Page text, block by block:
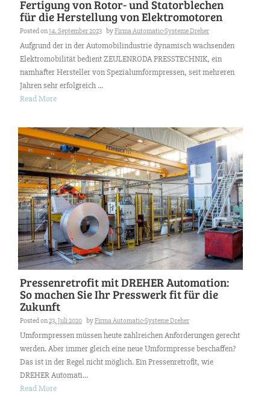
Fertigung von Rotor- und Statorblechen
für die Herstellung von Elektromotoren
Posted on14. September 2023 byFirma Automatic-Systeme Dreher
Aufgrund der in der Automobilindustrie dynamisch wachsenden
Elektromobilität bedient ZEULENRODA PRESSTECHNIK, ein
namhafter Hersteller von Spezialumformpressen, seit mehreren
Jahren sehr erfolgreich ...
Read More
Pressenretrofit mit DREHER Automation:
So machen Sie Ihr Presswerk fit für die
Zukunft
Posted on23. Juli 2020 byFirma Automatic-Systeme Dreher
Umformpressen müssen heute zahlreichen Anforderungen gerecht
werden. Aber immer gleich eine neue Umformpresse beschaffen?
Das ist in der Regel nicht möglich. Ein Pressenretrofit, wie
DREHER Automati...
Read More